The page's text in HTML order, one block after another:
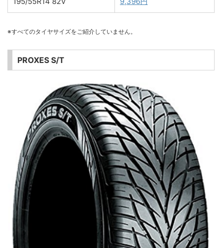
※すべてのタイヤサイズをご紹介していません。
PROXES S/T